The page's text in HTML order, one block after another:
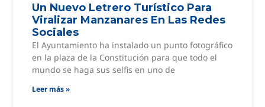
Un Nuevo Letrero Turístico Para
Viralizar Manzanares En Las Redes
Sociales
El Ayuntamiento ha instalado un punto fotográfico
en la plaza de la Constitución para que todo el
mundo se haga sus selfis en uno de
Leer más »